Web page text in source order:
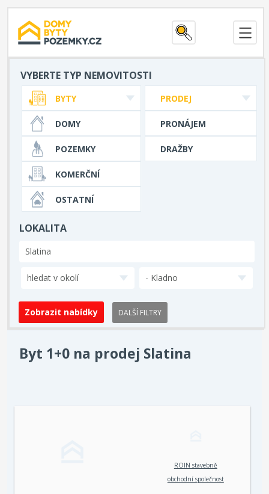
VYBERTE TYP NEMOVITOSTI
PRODEJ
PRONÁJEM
DRAŽBY
BYTY
DOMY
POZEMKY
KOMERČNÍ
OSTATNÍ
LOKALITA
hledat v okolí - Kladno
DALŠÍ FILTRY
Byt 1+0 na prodej Slatina
ROIN stavebně
obchodní společnost